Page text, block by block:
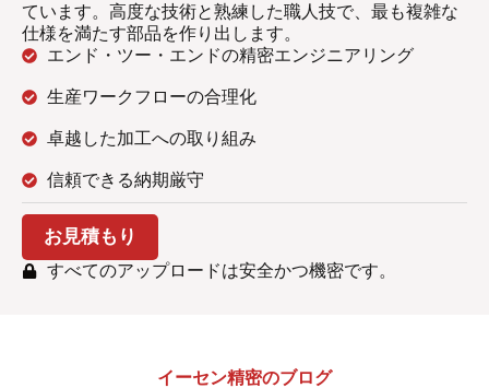
ています。高度な技術と熟練した職人技で、最も複雑な
仕様を満たす部品を作り出します。
エンド・ツー・エンドの精密エンジニアリング
生産ワークフローの合理化
卓越した加工への取り組み
信頼できる納期厳守
お見積もり
すべてのアップロードは安全かつ機密です。
イーセン精密のブログ